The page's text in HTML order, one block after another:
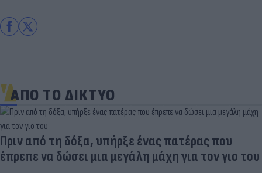
ΑΠΟ ΤΟ ΔΙΚΤΥΟ
Πριν από τη δόξα, υπήρξε ένας πατέρας που
έπρεπε να δώσει μια μεγάλη μάχη για τον γιο του